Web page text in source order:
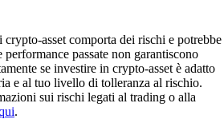
asset comporta dei rischi e potrebbe
passate non garantiscono
se investire in crypto-asset è adatto
e al tuo livello di tolleranza al rischio.
sui rischi legati al trading o alla
.